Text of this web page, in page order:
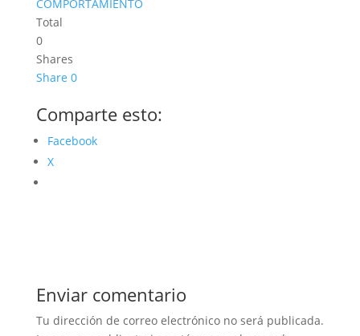
COMPORTAMIENTO
Total
0
Shares
Share 0
Comparte esto:
Facebook
X
Enviar comentario
Tu dirección de correo electrónico no será publicada.